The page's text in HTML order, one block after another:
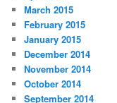
March 2015
February 2015
January 2015
December 2014
November 2014
October 2014
September 2014